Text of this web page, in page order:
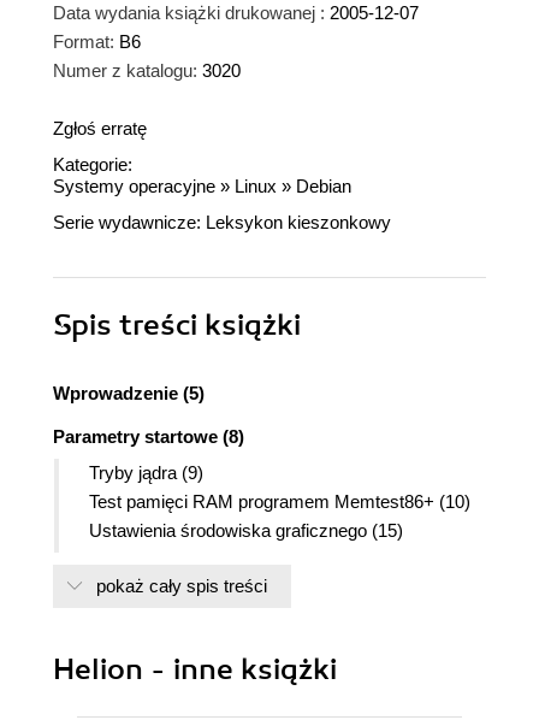
Data wydania książki drukowanej : 2005-12-07
Format: B6
Numer z katalogu: 3020
Zgłoś erratę
Kategorie:
Systemy operacyjne » Linux » Debian
Serie wydawnicze: Leksykon kieszonkowy
Spis treści książki
Wprowadzenie (5)
Parametry startowe (8)
Tryby jądra (9)
Test pamięci RAM programem Memtest86+ (10)
Ustawienia środowiska graficznego (15)
Parametry sprzętowe (17)
Specjalne narzędzia Knoppiksa (23)
pokaż cały spis treści
Helion - inne książki